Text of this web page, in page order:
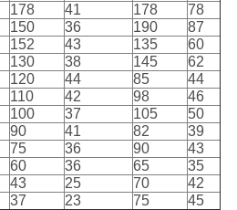
178 41 178
78
150 36 190
87
152 43 135
60
130 38 145
62
120 44 85
44
110 42 98
46
100 37 105
50
90 41 82
39
75 36 90
43
60 36 65
35
43 25 70
42
37 23 75 45